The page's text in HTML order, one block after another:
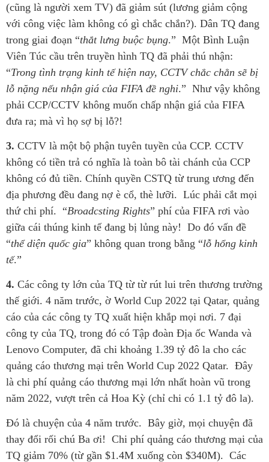
(cũng là người xem TV) đã giảm sút (lương giảm cộng
với công việc làm không có gì chắc chắn?). Dân TQ đang
trong giai đoạn “thắt lưng buộc bụng.” Một Bình Luận
Viên Túc cầu trên truyền hình TQ đã phải thú nhận:
“Trong tình trạng kinh tế hiện nay, CCTV chắc chằn sẽ bị
lỗ nặng nếu nhận giá của FIFA đề nghi.” Như vậy không
phải CCP/CCTV không muốn chấp nhận giá của FIFA
đưa ra; mà vì họ sợ bị lỗ?!
3. CCTV là một bộ phận tuyên tuyền của CCP. CCTV
không có tiền trả có nghĩa là toàn bô tài chánh của CCP
không có đủ tiền. Chính quyền CSTQ từ trung ương đến
địa phương đều đang nợ è cổ, thè lưỡi. Lúc phải cắt mọi
thứ chi phí. “Broadcsting Rights” phí của FIFA rơi vào
giữa cái thúng kinh tế đang bị lủng này! Do đó vấn đề
“thể diện quốc gia” không quan trong bằng “lỗ hổng kinh
tế.”
4. Các công ty lớn của TQ từ từ rút lui trên thương trường
thế giới. 4 năm trước, ờ World Cup 2022 tại Qatar, quảng
cáo của các công ty TQ xuất hiện khắp mọi nơi. 7 đại
công ty của TQ, trong đó có Tập đoàn Địa ốc Wanda và
Lenovo Computer, đã chi khoảng 1.39 tỷ đô la cho các
quảng cáo thương mại trên World Cup 2022 Qatar. Đây
là chi phí quảng cáo thương mại lớn nhất hoàn vũ trong
năm 2022, vượt trên cả Hoa Kỳ (chỉ chi có 1.1 tỷ đô la).
Đó là chuyện của 4 năm trước. Bây giờ, mọi chuyện đã
thay đổi rối chú Ba ơi! Chi phí quảng cáo thương mại của
TQ giảm 70% (từ gần $1.4M xuống còn $340M). Các